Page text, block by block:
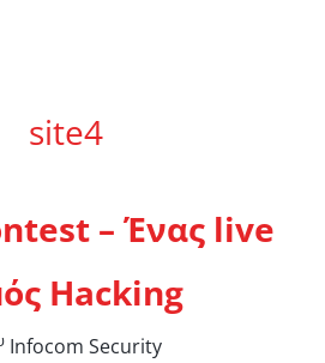
– Ένας live
Hacking
Infocom Security